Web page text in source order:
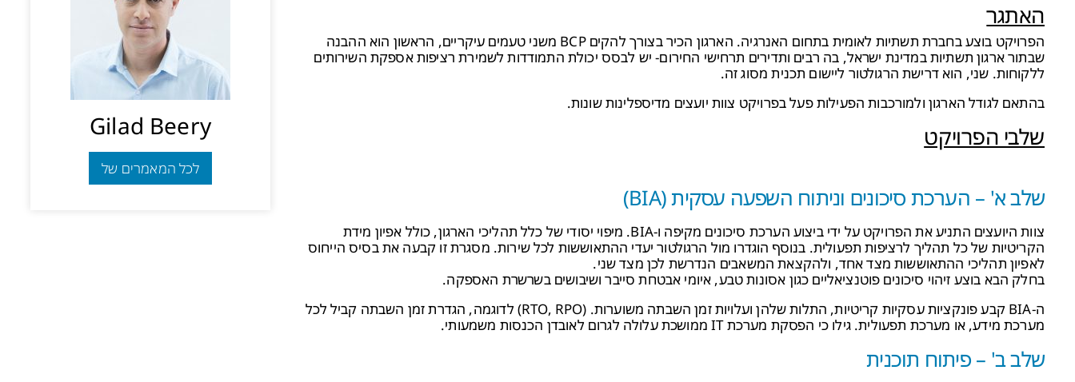
האתגר
הפרויקט בוצע בחברת תשתיות לאומית בתחום האנרגיה. הארגון הכיר בצורך להקים BCP משני טעמים עיקריים, הראשון הוא ההבנה
שבתור ארגון תשתיות במדינת ישראל, בה רבים ותדירים תרחישי החירום- יש לבסס יכולת התמודדות לשמירת רציפות אספקת השירותים
ללקוחות. שני, הוא דרישת הרגולטור ליישום תכנית מסוג זה.
בהתאם לגודל הארגון ולמורכבות הפעילות פעל בפרויקט צוות יועצים מדיספלינות שונות.
שלבי הפרויקט
שלב א' – הערכת סיכונים וניתוח השפעה עסקית (BIA)
צוות היועצים התניע את הפרויקט על ידי ביצוע הערכת סיכונים מקיפה ו-BIA. מיפוי יסודי של כלל תהליכי הארגון, כולל אפיון מידת
הקריטיות של כל תהליך לרציפות תפעולית. בנוסף הוגדרו מול הרגולטור יעדי ההתאוששות לכל שירות. מסגרת זו קבעה את בסיס הייחוס
לאפיון תהליכי ההתאוששות מצד אחד, ולהקצאת המשאבים הנדרשת לכן מצד שני.
בחלק הבא בוצע זיהוי סיכונים פוטנציאליים כגון אסונות טבע, איומי אבטחת סייבר ושיבושים בשרשרת האספקה.
ה-BIA קבע פונקציות עסקיות קריטיות, התלות שלהן ועלויות זמן השבתה משוערות. (RTO, RPO) לדוגמה, הגדרת זמן השבתה קביל לכל
מערכת מידע, או מערכת תפעולית. גילו כי הפסקת מערכת IT ממושכת עלולה לגרום לאובדן הכנסות משמעותי.
שלב ב' – פיתוח תוכנית
Gilad Beery
לכל המאמרים של